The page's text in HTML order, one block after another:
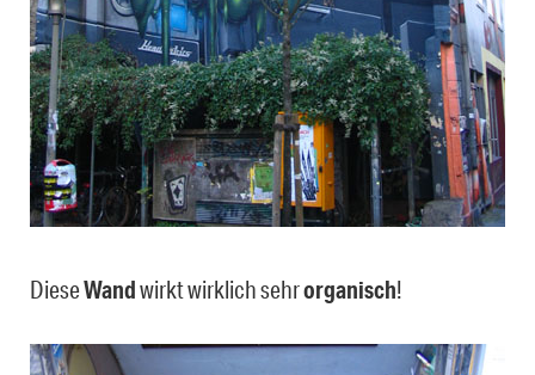
DieseWandwirkt wirklich sehrorganisch!